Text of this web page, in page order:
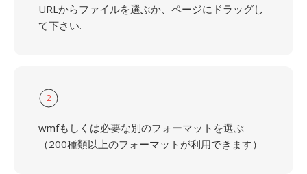
URLからファイルを選ぶか、ページにドラッグし
て下さい.
2
wmfもしくは必要な別のフォーマットを選ぶ
（200種類以上のフォーマットが利用できます）